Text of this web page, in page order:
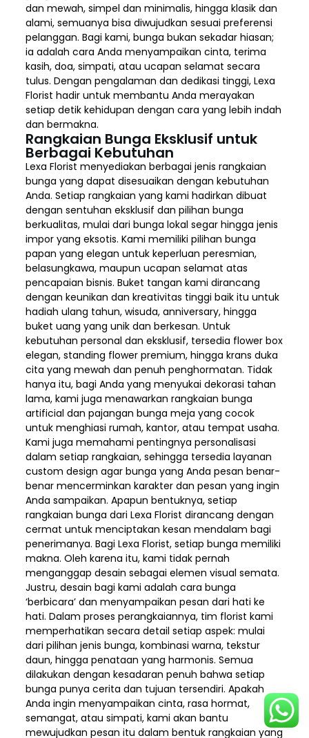
dan mewah, simpel dan minimalis, hingga klasik dan
alami, semuanya bisa diwujudkan sesuai preferensi
pelanggan. Bagi kami, bunga bukan sekadar hiasan;
ia adalah cara Anda menyampaikan cinta, terima
kasih, doa, simpati, atau ucapan selamat secara
tulus. Dengan pengalaman dan dedikasi tinggi, Lexa
Florist hadir untuk membantu Anda merayakan
setiap detik kehidupan dengan cara yang lebih indah
dan bermakna.
Rangkaian Bunga Eksklusif untuk
Berbagai Kebutuhan
Lexa Florist menyediakan berbagai jenis rangkaian
bunga yang dapat disesuaikan dengan kebutuhan
Anda. Setiap rangkaian yang kami hadirkan dibuat
dengan sentuhan eksklusif dan pilihan bunga
berkualitas, mulai dari bunga lokal segar hingga jenis
impor yang eksotis. Kami memiliki pilihan bunga
papan yang elegan untuk keperluan peresmian,
belasungkawa, maupun ucapan selamat atas
pencapaian bisnis. Buket tangan kami dirancang
dengan keunikan dan kreativitas tinggi baik itu untuk
hadiah ulang tahun, wisuda, anniversary, hingga
buket uang yang unik dan berkesan. Untuk
kebutuhan personal dan eksklusif, tersedia flower box
elegan, standing flower premium, hingga krans duka
cita yang mewah dan penuh penghormatan. Tidak
hanya itu, bagi Anda yang menyukai dekorasi tahan
lama, kami juga menawarkan rangkaian bunga
artificial dan pajangan bunga meja yang cocok
untuk menghiasi rumah, kantor, atau tempat usaha.
Kami juga memahami pentingnya personalisasi
dalam setiap rangkaian, sehingga tersedia layanan
custom design agar bunga yang Anda pesan benar-
benar mencerminkan karakter dan pesan yang ingin
Anda sampaikan. Apapun bentuknya, setiap
rangkaian bunga dari Lexa Florist dirancang dengan
cermat untuk menciptakan kesan mendalam bagi
penerimanya. Bagi Lexa Florist, setiap bunga memiliki
makna. Oleh karena itu, kami tidak pernah
menganggap desain sebagai elemen visual semata.
Justru, desain bagi kami adalah cara bunga
‘berbicara’ dan menyampaikan pesan dari hati ke
hati. Dalam proses perangkaiannya, tim florist kami
memperhatikan secara detail setiap aspek: mulai
dari pilihan jenis bunga, kombinasi warna, tekstur
daun, hingga penataan yang harmonis. Semua
dilakukan dengan kesadaran penuh bahwa setiap
bunga punya cerita dan tujuan tersendiri. Apakah
Anda ingin menyampaikan cinta, rasa hormat,
semangat, atau simpati, kami akan bantu
mewujudkan pesan itu dalam bentuk rangkaian yang